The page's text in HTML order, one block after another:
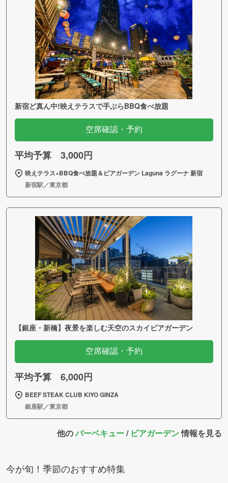
新宿ど真ん中!映えテラスで手ぶらBBQ食べ放題
空席確認・予約
平均予算 3,000円
映えテラス×BBQ食べ放題＆ビアガーデン Laguna ラグーナ 新宿
新宿駅／東京都
【銀座・新橋】夜景を楽しむ天空のスカイビアガーデン
空席確認・予約
平均予算 6,000円
BEEF STEAK CLUB KIYO GINZA
銀座駅／東京都
他のバーベキュー/ ビアガーデン情報を見る
今が旬！季節のおすすめ特集